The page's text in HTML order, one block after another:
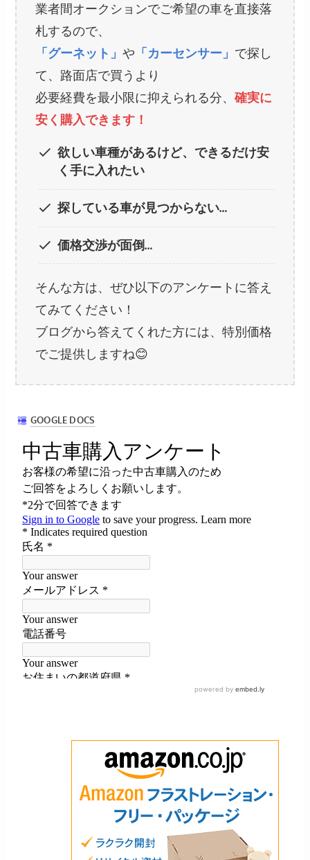
業者間オークションでご希望の車を直接落
札するので、
「グーネット」や 「カーセンサー」 で探し
て、路面店で買うより
必要経費を最小限に抑えられる分、確実に
安く購入できます！
欲しい車種があるけど、できるだけ安
く手に入れたい
探している車が見つからない…
価格交渉が面倒…
そんな方は、ぜひ以下のアンケートに答え
てみてください！
ブログから答えてくれた方には、特別価格
でご提供しますね😊